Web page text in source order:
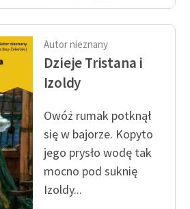
Autor nieznany
Dzieje Tristana i
Izoldy
Owóż rumak potknął
się w bajorze. Kopyto
jego prysło wodę tak
mocno pod suknię
Izoldy...